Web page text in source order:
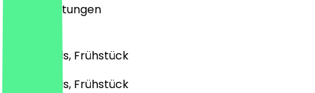
Bewertungen
Café, Bowls, Frühstück
Café, Bowls, Frühstück